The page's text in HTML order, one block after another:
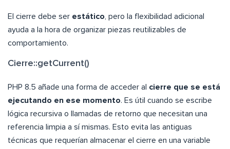
El cierre debe ser estático, pero la flexibilidad adicional
ayuda a la hora de organizar piezas reutilizables de
comportamiento.
Cierre::getCurrent()
PHP 8.5 añade una forma de acceder al cierre que se está
ejecutando en ese momento. Es útil cuando se escribe
lógica recursiva o llamadas de retorno que necesitan una
referencia limpia a sí mismas. Esto evita las antiguas
técnicas que requerían almacenar el cierre en una variable